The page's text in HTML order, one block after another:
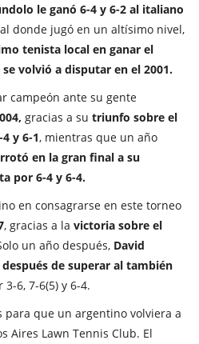
le ganó 6-4 y 6-2 al italiano
donde jugó en un altísimo nivel,
tenista local en ganar el
volvió a disputar en el 2001.
campeón ante su gente
gracias a su triunfo sobre el
y 6-1, mientras que un año
en la gran final a su
por 6-4 y 6-4.
en consagrarse en este torneo
, gracias a la victoria sobre el
un año después, David
de superar al también
3-6, 7-6(5) y 6-4.
para que un argentino volviera a
Aires Lawn Tennis Club. El